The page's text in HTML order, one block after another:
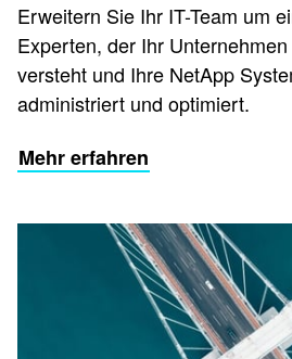
Erweitern Sie Ihr IT-Team um
Experten, der Ihr
versteht und Ihre NetApp
administriert und optimiert.
Mehr erfahren